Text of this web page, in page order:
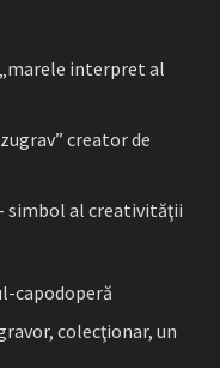
„marele interpret al
creator de
simbol al creativităţii
capodoperă
colecţionar, un